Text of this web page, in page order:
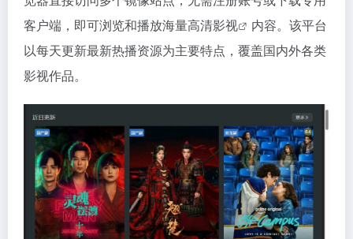
客户端，即可浏览和播放海量高清影视
内容。该平台
以每天更新最新热播资源为主要特点，覆盖国内外各类
影视作品。